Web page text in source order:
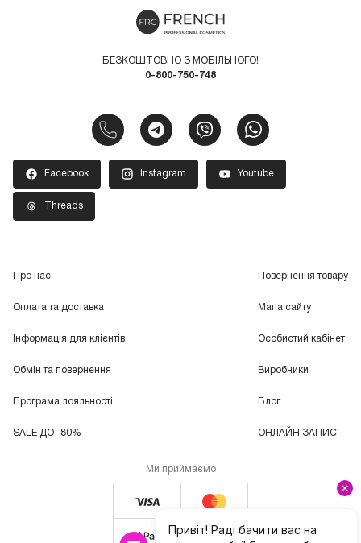
БЕЗКОШТОВНО З МОБІЛЬНОГО!
0-800-750-748
Facebook Instagram Youtube
Threads
Про нас
Оплата та доставка
Інформація для клієнтів
Обмін та повернення
Програма лояльності
SALE ДО -80%
Повернення товару
Мапа сайту
Особистий кабінет
Виробники
Блог
ОНЛАЙН ЗАПИС
Ми приймаємо